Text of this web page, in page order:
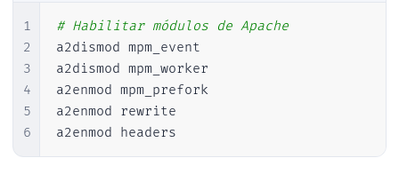
1
2
3
4
5
6
# Habilitar módulos de Apache
a2dismod mpm_event
a2dismod mpm_worker
a2enmod mpm_prefork
a2enmod rewrite
a2enmod headers